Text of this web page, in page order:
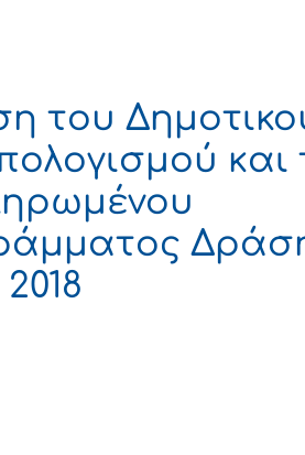
του
και